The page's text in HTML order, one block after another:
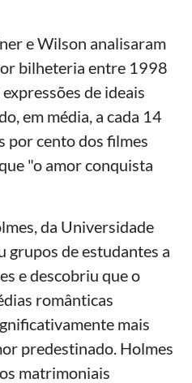
e Wilson analisaram
bilheteria entre 1998
de ideais
em média, a cada 14
por cento dos filmes
"o amor conquista
da Universidade
de estudantes a
e descobriu que o
românticas
mais
predestinado. Holmes
matrimoniais